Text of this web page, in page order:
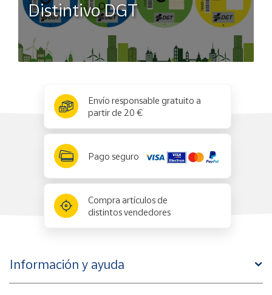
Distintivo DGT
Envío responsable gratuito a
partir de 20 €
Pago seguro
Compra artículos de
distintos vendedores
Información y ayuda